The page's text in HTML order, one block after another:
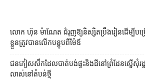
លោក ហ៊ុន ម៉ាណែត ជំរុញ​ឱ្យ​និស្សិត​ប្រឹងរៀន​ដើម្បី​បម្រ
ខ្លួន​ត្រូវ​បាន​លើក​បន្តុប​ពី​ម៉ែឪ
ជនភៀសសឹក​ដែល​បាត់បង់​ផ្ទះ​និង​ដី​នៅ​ព្រំដែន​ស្នើសុំ​រដ្
លាស់​នៅ​តំបន់​ថ្មី